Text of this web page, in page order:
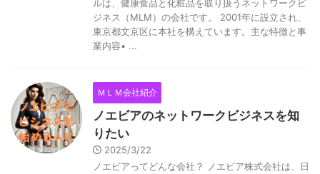
ルは、健康食品と化粧品を取り扱うネットワークビ
ジネス（MLM）の会社です。 2001年に設立され、
東京都文京区に本社を構えています。主な特徴と事
業内容• ...
ＭＬＭ会社紹介
ノエビアのネットワークビジネスを知
りたい
2025/3/22
ノエビアってどんな会社？ ノエビア株式会社は、日